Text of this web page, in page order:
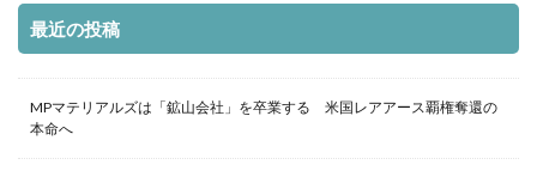
最近の投稿
MPマテリアルズは「鉱山会社」を卒業する 米国レアアース覇権奪還の
本命へ